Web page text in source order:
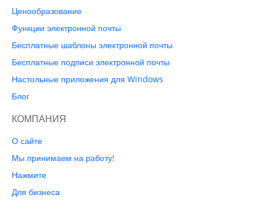
Ценообразование
Функции электронной почты
Бесплатные шаблоны электронной почты
Бесплатные подписи электронной почты
Настольные приложения для Windows
Блог
КОМПАНИЯ
О сайте
Мы принимаем на работу!
Нажмите
Для бизнеса